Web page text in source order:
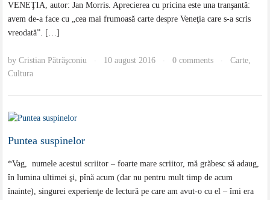
VENEŢIA, autor: Jan Morris. Aprecierea cu pricina este una tranşantă:
avem de-a face cu „cea mai frumoasă carte despre Veneţia care s-a scris
vreodată”. […]
byCristian Pătrăşconiu · 10 august 2016 · 0 comments · Carte,
Cultura
Puntea suspinelor
*Vag, numele acestui scriitor – foarte mare scriitor, mă grăbesc să adaug,
în lumina ultimei şi, pînă acum (dar nu pentru mult timp de acum
înainte), singurei experienţe de lectură pe care am avut-o cu el – îmi era